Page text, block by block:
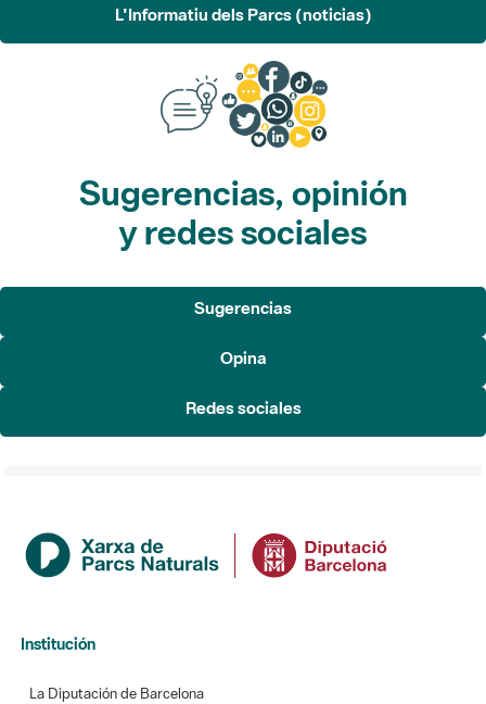
L'Informatiu dels Parcs (noticias)
Sugerencias, opinión
y redes sociales
Sugerencias
Opina
Redes sociales
Institución
La Diputación de Barcelona